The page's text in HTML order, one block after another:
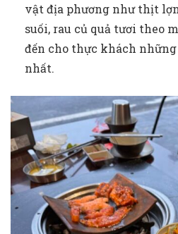
vật địa phương như thịt
suối, rau củ quả tươi theo
đến cho thực khách
nhất.